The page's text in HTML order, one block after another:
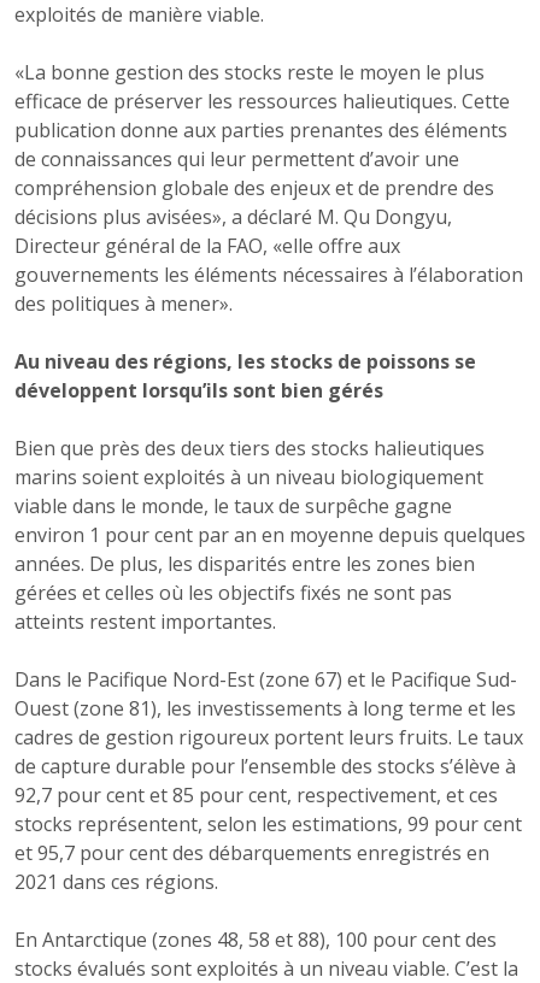
exploités de manière viable.
«La bonne gestion des stocks reste le moyen le plus
efficace de préserver les ressources halieutiques. Cette
publication donne aux parties prenantes des éléments
de connaissances qui leur permettent d’avoir une
compréhension globale des enjeux et de prendre des
décisions plus avisées», a déclaré M. Qu Dongyu,
Directeur général de la FAO, «elle offre aux
gouvernements les éléments nécessaires à l’élaboration
des politiques à mener».
Au niveau des régions, les stocks de poissons se
développent lorsqu’ils sont bien gérés
Bien que près des deux tiers des stocks halieutiques
marins soient exploités à un niveau biologiquement
viable dans le monde, le taux de surpêche gagne
environ 1 pour cent par an en moyenne depuis quelques
années. De plus, les disparités entre les zones bien
gérées et celles où les objectifs fixés ne sont pas
atteints restent importantes.
Dans le Pacifique Nord-Est (zone 67) et le Pacifique Sud-
Ouest (zone 81), les investissements à long terme et les
cadres de gestion rigoureux portent leurs fruits. Le taux
de capture durable pour l’ensemble des stocks s’élève à
92,7 pour cent et 85 pour cent, respectivement, et ces
stocks représentent, selon les estimations, 99 pour cent
et 95,7 pour cent des débarquements enregistrés en
2021 dans ces régions.
En Antarctique (zones 48, 58 et 88), 100 pour cent des
stocks évalués sont exploités à un niveau viable. C’est la